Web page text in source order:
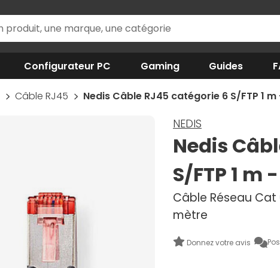
Configurateur PC Gaming Guides
Câble RJ45 Nedis Câble RJ45 catégorie 6 S/FTP 1 m
NEDIS
Nedis
S/FTP 1 m
Câble Réseau Cat
mètre
Donnez votre avis